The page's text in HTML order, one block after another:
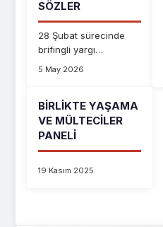
SÖZLER
28 Şubat sürecinde
brifingli yargı
5 May 2026
BIRLIKTE YAŞAMA
VE MÜLTECILER
PANELI
19 Kasım 2025